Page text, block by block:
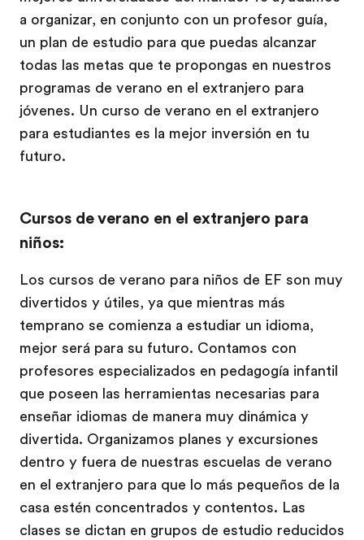
a organizar, en conjunto con un profesor guía,
un plan de estudio para que puedas alcanzar
todas las metas que te propongas en nuestros
programas de verano en el extranjero para
jóvenes. Un curso de verano en el extranjero
para estudiantes es la mejor inversión en tu
futuro.
Cursos de verano en el extranjero para
niños:
Los cursos de verano para niños de EF son muy
divertidos y útiles, ya que mientras más
temprano se comienza a estudiar un idioma,
mejor será para su futuro. Contamos con
profesores especializados en pedagogía infantil
que poseen las herramientas necesarias para
enseñar idiomas de manera muy dinámica y
divertida. Organizamos planes y excursiones
dentro y fuera de nuestras escuelas de verano
en el extranjero para que lo más pequeños de la
casa estén concentrados y contentos. Las
clases se dictan en grupos de estudio reducidos